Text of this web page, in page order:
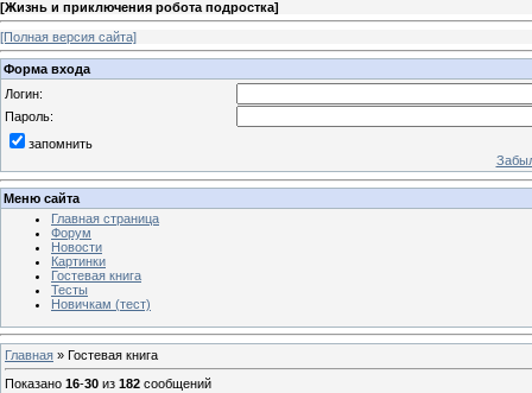
[Жизнь и приключения робота подростка]
[Полная версия сайта]
Форма входа
Логин:
Пароль:
запомнить
Меню сайта
Главная страница
Форум
Новости
Картинки
Гостевая книга
Тесты
Новичкам (тест)
Главная » Гостевая книга
Показано 16-30 из 182 сообщений